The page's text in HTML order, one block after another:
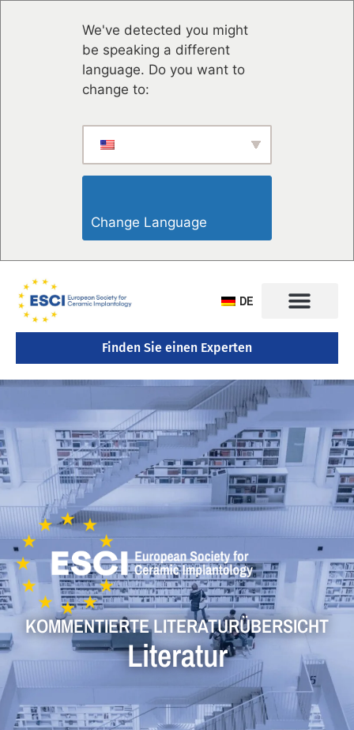
We've detected you might
be speaking a different
language. Do you want to
change to:
DE
Finden Sie einen Experten
KOMMENTIERTE LITERATURÜBERSICHT
Literatur